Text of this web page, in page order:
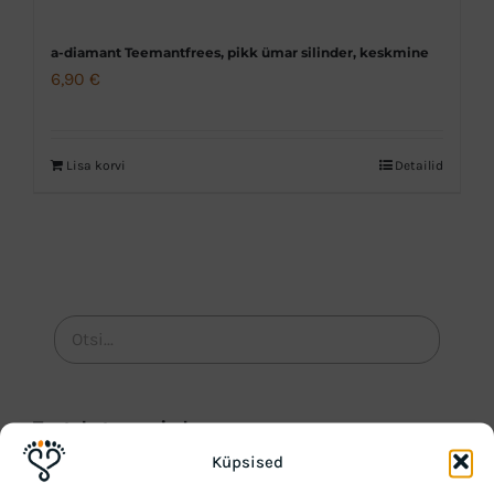
Küpsised
a-diamant Teemantfrees, pikk ümar silinder, keskmine
6,90 €
Lisa korvi Detailid
Tootekategooriad
Hooajalised tooted